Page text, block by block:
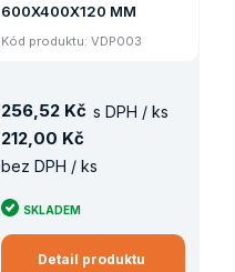
600X400X120 MM
Kód produktu: VDP003
256,52 Kč s DPH / ks
212 00 Kč
bez DPH / ks
SKLADEM
Detail produktu